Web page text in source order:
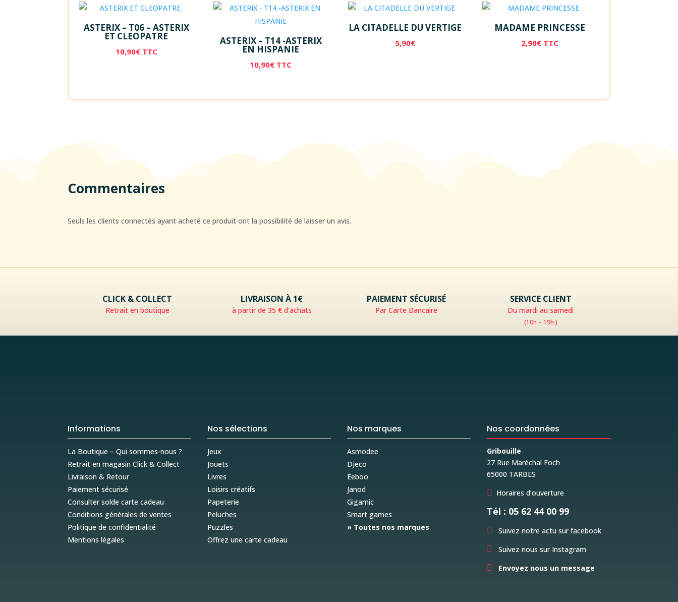
ASTERIX – T06 – ASTERIX
ET CLEOPATRE
10,90€ TTC
ASTERIX – T14 -ASTERIX
EN HISPANIE
10,90€ TTC
LA CITADELLE DU VERTIGE
5,90€
MADAME PRINCESSE
2,90€ TTC
Commentaires
Seuls les clients connectés ayant acheté ce produit ont la possibilité de laisser un avis.
CLICK & COLLECT
Retrait en boutique
LIVRAISON À 1€
à partir de 35 € d’achats
PAIEMENT SÉCURISÉ
Par Carte Bancaire
SERVICE CLIENT
Du mardi au samedi
(10h – 19h )
Informations
La Boutique – Qui sommes-nous ?
Retrait en magasin Click & Collect
Livraison & Retour
Paiement sécurisé
Consulter solde carte cadeau
Conditions générales de ventes
Politique de confidentialité
Mentions légales
Nos sélections
Jeux
Jouets
Livres
Loisirs créatifs
Papeterie
Peluches
Puzzles
Offrez une carte cadeau
Nos marques
Asmodee
Djeco
Eeboo
Janod
Gigamic
Smart games
» Toutes nos marques
Nos coordonnées
Gribouille
27 Rue Maréchal Foch
65000 TARBES
 Horaires d’ouverture
Tél : 05 62 44 00 99
 Suivez notre actu sur facebook
 Suivez nous sur Instagram
 Envoyez nous un message